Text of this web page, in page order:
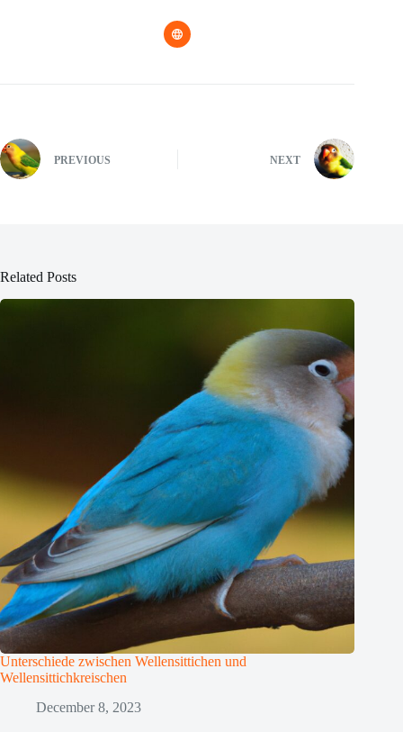
PREVIOUS NEXT
Related Posts
Unterschiede zwischen Wellensittichen und
Wellensittichkreischen
December 8, 2023